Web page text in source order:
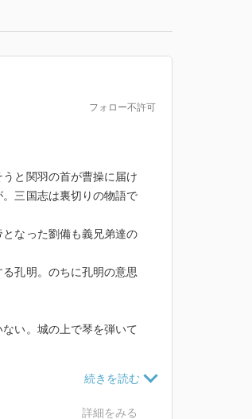
フォロー不許可
と関羽の首が曹操に届け
三国志は裏切りの物語で
なった劉備も義兄弟達の
孔明。のちに孔明の意思
い。城の上で琴を弾いて
わる。
詳細をみる